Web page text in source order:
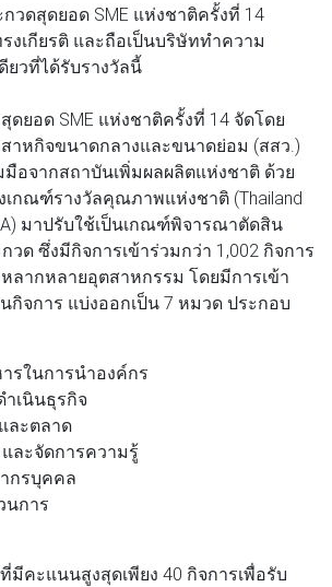
กวดสุดยอด SME แห่งชาติครั้งที่ 14
งเกียรติ และถือเป็นบริษัททำความ
ยวที่ได้รับรางวัลนี้
ดยอด SME แห่งชาติครั้งที่ 14 จัดโดย
าหกิจขนาดกลางและขนาดย่อม (สสว.)
อจากสถาบันเพิ่มผลผลิตแห่งชาติ ด้วย
เกณฑ์รางวัลคุณภาพแห่งชาติ (Thailand
มาปรับใช้เป็นเกณฑ์พิจารณาตัดสิน
วด ซึ่งมีกิจการเข้าร่วมกว่า 1,002 กิจการ
ลากหลายอุตสาหกรรม โดยมีการเข้า
กิจการ แบ่งออกเป็น 7 หมวด ประกอบ
รในการนำองค์กร
ำเนินธุรกิจ
ละตลาด
ละจัดการความรู้
กรบุคคล
นการ
มีคะแนนสูงสุดเพียง 40 กิจการเพื่อรับ